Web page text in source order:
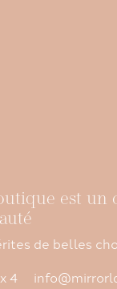
est un
de belles
4